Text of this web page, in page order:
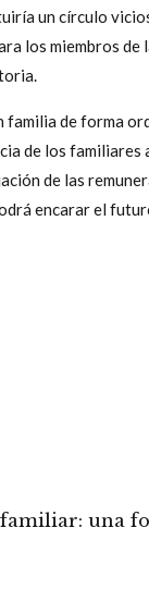
un círculo
los miembros
de forma
de los familiares
de las
encarar el
una